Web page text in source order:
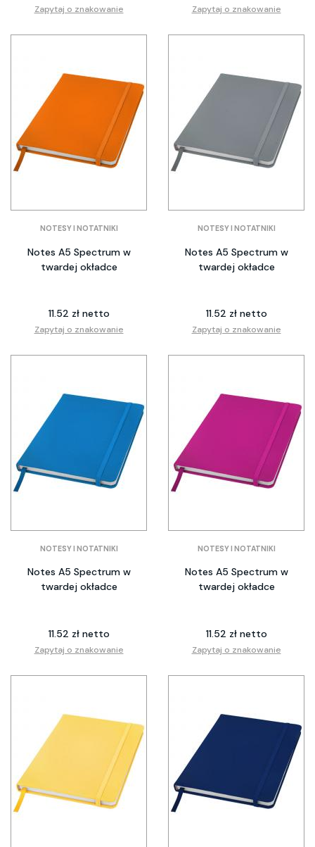
Zapytaj o znakowanie Zapytaj o znakowanie
NOTESY I NOTATNIKI
Notes A5 Spectrum w
twardej okładce
11.52 zł netto
Zapytaj o znakowanie
NOTESY I NOTATNIKI
Notes A5 Spectrum w
twardej okładce
11.52 zł netto
Zapytaj o znakowanie
NOTESY I NOTATNIKI
Notes A5 Spectrum w
twardej okładce
11.52 zł netto
Zapytaj o znakowanie
NOTESY I NOTATNIKI
Notes A5 Spectrum w
twardej okładce
11.52 zł netto
Zapytaj o znakowanie